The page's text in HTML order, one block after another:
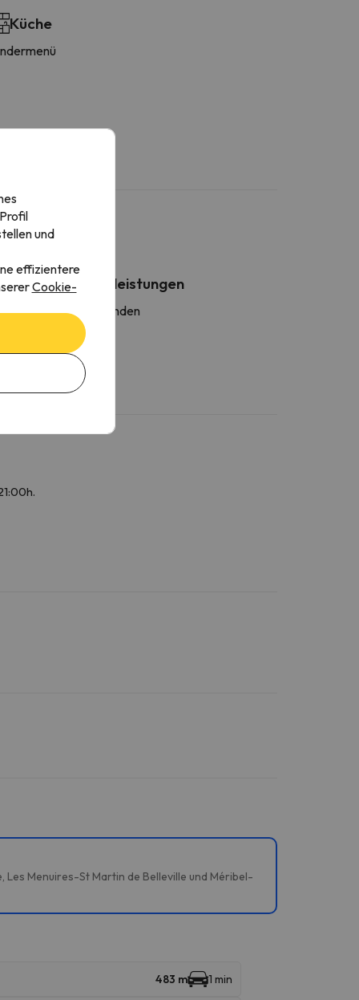
Küche
Weitere Dienstleistungen
sind vorhanden
Les Menuires-St Martin de Belleville und Méribel-
483 m 1 min
und
effizientere
Cookie-